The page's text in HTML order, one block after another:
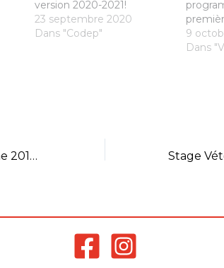
version 2020-2021!
Adultes>Stages
adultes>Stages vétérans. Il
23 septembre 2020
Dans "Codep"
belle
9
Dans
Championnat de Bretagne 2018 : les inscriptions sont ouvertes !